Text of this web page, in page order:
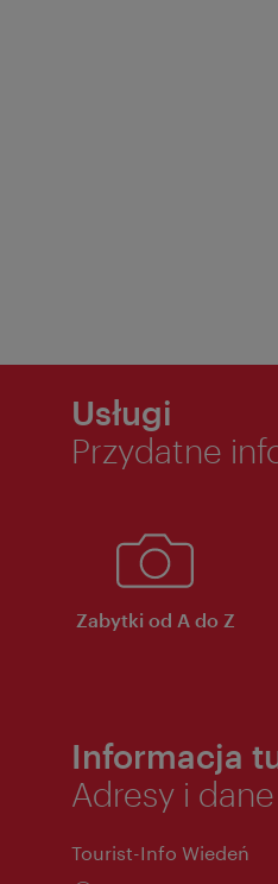
Usługi
Przydatne
Zabytki od A do Z
Informacja
Adresy i
Tourist-Info Wiedeń